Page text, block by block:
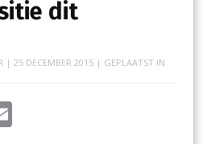
dit
| 25 DECEMBER 2015| GEPLAATST IN
E